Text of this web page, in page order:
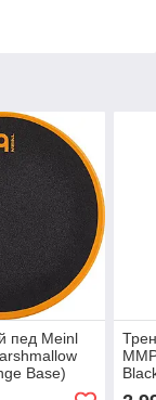
пед Meinl
Base)